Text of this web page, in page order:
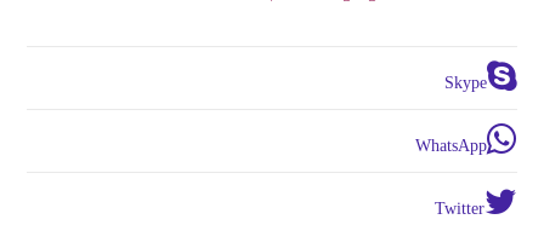
Skype
WhatsApp
Twitter